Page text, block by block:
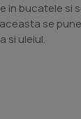
in bucatele si
se
si uleiul.